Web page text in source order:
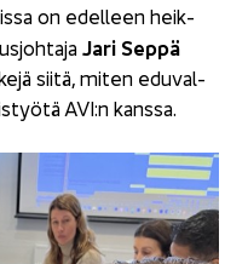
on edel­leen heik­
Jari Seppä
siitä, miten edu­val­
AVI:n kans­sa.